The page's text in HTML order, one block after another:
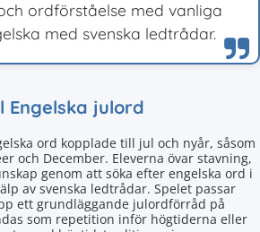
ordförståelse med vanliga
med svenska ledtrådar.
julord
ord kopplade till jul och nyår, såsom
och December. Eleverna övar stavning,
genom att söka efter engelska ord i
av svenska ledtrådar. Spelet passar
ett grundläggande julordförråd på
som repetition inför högtiderna eller